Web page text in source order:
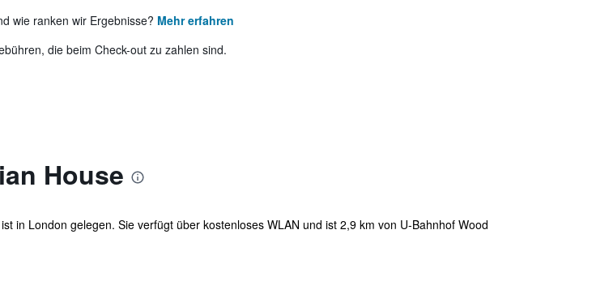
wie ranken wir Ergebnisse? Mehr erfahren
die beim Check-out zu zahlen sind.
House
in London gelegen. Sie verfügt über kostenloses WLAN und ist 2,9 km von U-Bahnhof Wood